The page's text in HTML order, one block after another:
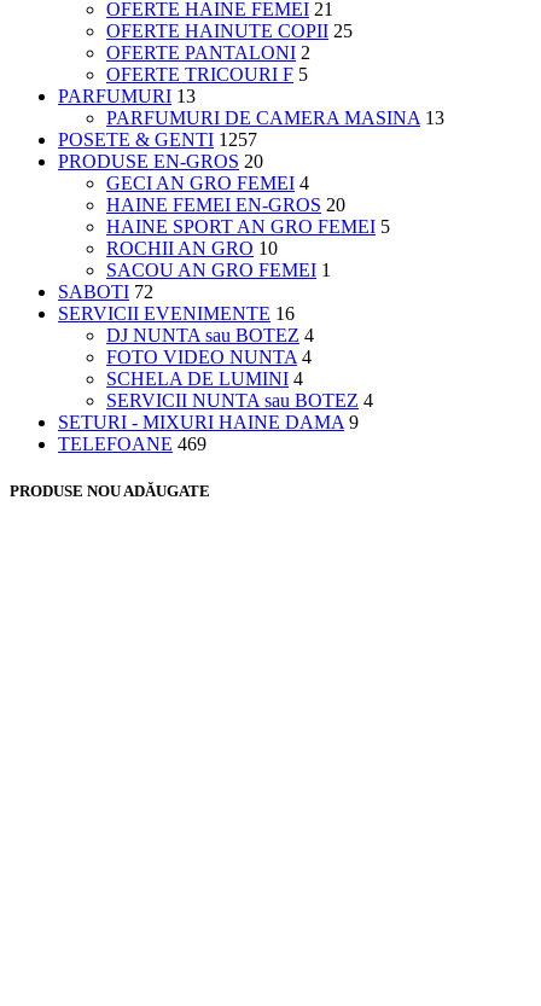
OFERTE HAINE FEMEI 21
OFERTE HAINUTE COPII 25
OFERTE PANTALONI 2
OFERTE TRICOURI F 5
PARFUMURI 13
PARFUMURI DE CAMERA MASINA 13
POSETE & GENTI 1257
PRODUSE EN-GROS 20
GECI AN GRO FEMEI 4
HAINE FEMEI EN-GROS 20
HAINE SPORT AN GRO FEMEI 5
ROCHII AN GRO 10
SACOU AN GRO FEMEI 1
SABOTI 72
SERVICII EVENIMENTE 16
DJ NUNTA sau BOTEZ 4
FOTO VIDEO NUNTA 4
SCHELA DE LUMINI 4
SERVICII NUNTA sau BOTEZ 4
SETURI - MIXURI HAINE DAMA 9
TELEFOANE 469
PRODUSE NOU ADĂUGATE